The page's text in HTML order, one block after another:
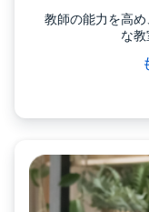
教師の能力を高
な教